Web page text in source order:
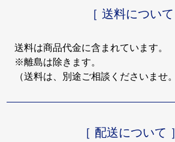
［ 送料について
送料は商品代金に含まれています。
※離島は除きます。
（送料は、別途ご相談くださいませ。
［ 配送について ］